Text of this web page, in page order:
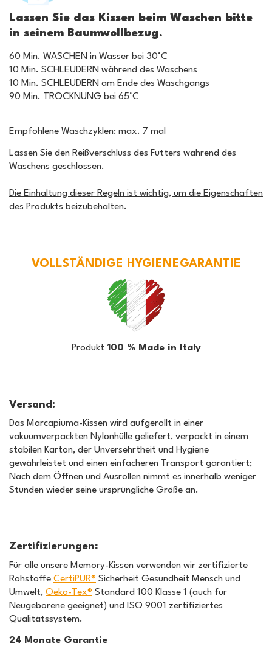
Lassen Sie das Kissen beim Waschen bitte
in seinem Baumwollbezug.
60 Min. WASCHEN in Wasser bei 30°C
10 Min. SCHLEUDERN während des Waschens
10 Min. SCHLEUDERN am Ende des Waschgangs
90 Min. TROCKNUNG bei 65°C
Empfohlene Waschzyklen: max. 7 mal
Lassen Sie den Reißverschluss des Futters während des
Waschens geschlossen.
Die Einhaltung dieser Regeln ist wichtig, um die Eigenschaften
des Produkts beizubehalten.
VOLLSTÄNDIGE HYGIENEGARANTIE
Produkt 100 % Made in Italy
Versand:
Das Marcapiuma-Kissen wird aufgerollt in einer
vakuumverpackten Nylonhülle geliefert, verpackt in einem
stabilen Karton, der Unversehrtheit und Hygiene
gewährleistet und einen einfacheren Transport garantiert;
Nach dem Öffnen und Ausrollen nimmt es innerhalb weniger
Stunden wieder seine ursprüngliche Größe an.
Zertifizierungen:
Für alle unsere Memory-Kissen verwenden wir zertifizierte
Rohstoffe CertiPUR® Sicherheit Gesundheit Mensch und
Umwelt, Oeko-Tex® Standard 100 Klasse 1 (auch für
Neugeborene geeignet) und ISO 9001 zertifiziertes
Qualitätssystem.
24 Monate Garantie